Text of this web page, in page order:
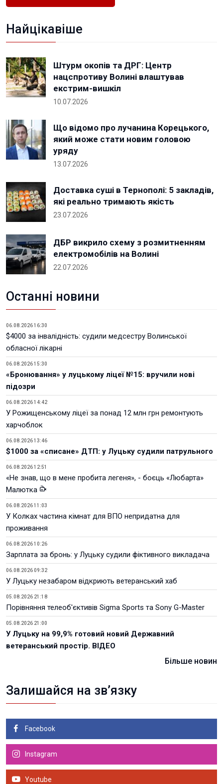
Найцікавіше
Штурм окопів та ДРГ: Центр
нацспротиву Волині влаштував
екстрим-вишкіл
10.07.2026
Що відомо про лучанина Корецького,
який може стати новим головою
уряду
13.07.2026
Доставка суші в Тернополі: 5 закладів,
які реально тримають якість
23.07.2026
ДБР викрило схему з розмитненням
електромобілів на Волині
22.07.2026
Останні новини
06.08.2026 16:30
$4000 за інвалідність: судили медсестру Волинської
обласної лікарні
06.08.2026 15:30
«Бронювання» у луцькому ліцеї №15: вручили нові
підозри
06.08.2026 14:42
У Рожищенському ліцеї за понад 12 млн грн ремонтують
харчоблок
06.08.2026 13:46
$1000 за «списане» ДТП: у Луцьку судили патрульного
06.08.2026 12:51
«Не знав, що в мене пробита легеня», - боєць «Любарта»
Малютка
06.08.2026 11:03
У Колках частина кімнат для ВПО непридатна для
проживання
06.08.2026 10:26
Зарплата за бронь: у Луцьку судили фіктивного викладача
06.08.2026 09:32
У Луцьку незабаром відкриють ветеранський хаб
05.08.2026 21:18
Порівняння телеоб'єктивів Sigma Sports та Sony G-Master
05.08.2026 21:00
У Луцьку на 99,9% готовий новий Державний
ветеранський простір. ВІДЕО
Більше новин
Залишайся на зв’язку
Facebook
Instagram
Youtube